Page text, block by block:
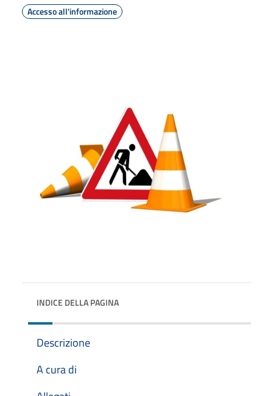
Accesso all'informazione
INDICE DELLA PAGINA
Descrizione
A cura di